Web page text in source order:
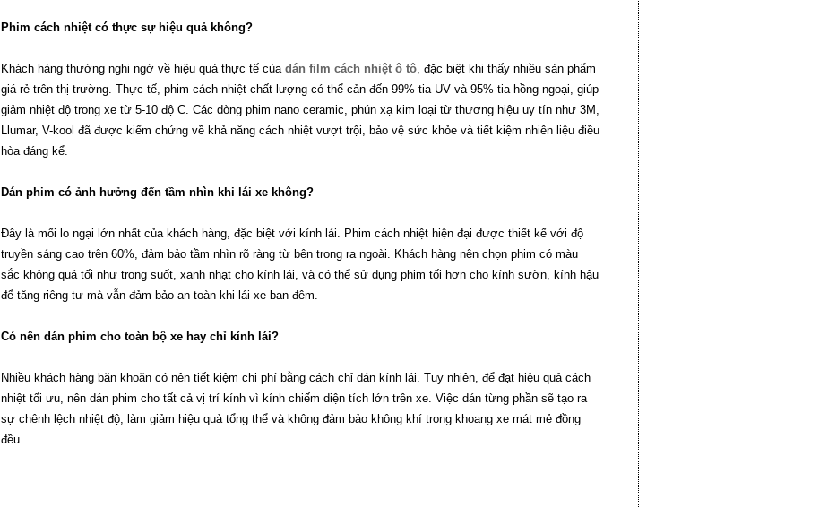
Phim cách nhiệt có thực sự hiệu quả không?
Khách hàng thường nghi ngờ về hiệu quả thực tế của dán film cách nhiệt ô tô, đặc biệt khi thấy nhiều sản phẩm
giá rẻ trên thị trường. Thực tế, phim cách nhiệt chất lượng có thể cản đến 99% tia UV và 95% tia hồng ngoại, giúp
giảm nhiệt độ trong xe từ 5-10 độ C. Các dòng phim nano ceramic, phún xạ kim loại từ thương hiệu uy tín như 3M,
Llumar, V-kool đã được kiểm chứng về khả năng cách nhiệt vượt trội, bảo vệ sức khỏe và tiết kiệm nhiên liệu điều
hòa đáng kể.
Dán phim có ảnh hưởng đến tầm nhìn khi lái xe không?
Đây là mối lo ngại lớn nhất của khách hàng, đặc biệt với kính lái. Phim cách nhiệt hiện đại được thiết kế với độ
truyền sáng cao trên 60%, đảm bảo tầm nhìn rõ ràng từ bên trong ra ngoài. Khách hàng nên chọn phim có màu
sắc không quá tối như trong suốt, xanh nhạt cho kính lái, và có thể sử dụng phim tối hơn cho kính sườn, kính hậu
để tăng riêng tư mà vẫn đảm bảo an toàn khi lái xe ban đêm.
Có nên dán phim cho toàn bộ xe hay chỉ kính lái?
Nhiều khách hàng băn khoăn có nên tiết kiệm chi phí bằng cách chỉ dán kính lái. Tuy nhiên, để đạt hiệu quả cách
nhiệt tối ưu, nên dán phim cho tất cả vị trí kính vì kính chiếm diện tích lớn trên xe. Việc dán từng phần sẽ tạo ra
sự chênh lệch nhiệt độ, làm giảm hiệu quả tổng thể và không đảm bảo không khí trong khoang xe mát mẻ đồng
đều.